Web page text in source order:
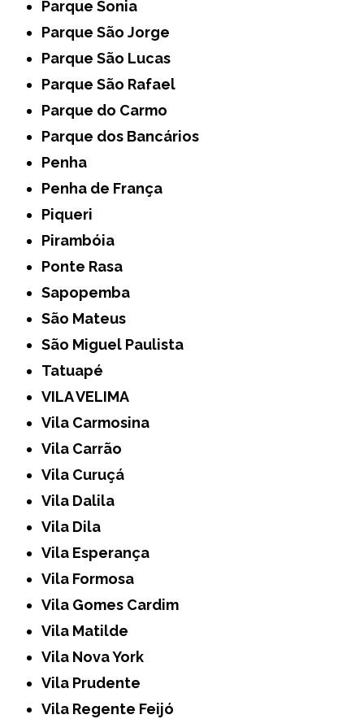
Parque Sonia
Parque São Jorge
Parque São Lucas
Parque São Rafael
Parque do Carmo
Parque dos Bancários
Penha
Penha de França
Piqueri
Pirambóia
Ponte Rasa
Sapopemba
São Mateus
São Miguel Paulista
Tatuapé
VILA VELIMA
Vila Carmosina
Vila Carrão
Vila Curuçá
Vila Dalila
Vila Dila
Vila Esperança
Vila Formosa
Vila Gomes Cardim
Vila Matilde
Vila Nova York
Vila Prudente
Vila Regente Feijó